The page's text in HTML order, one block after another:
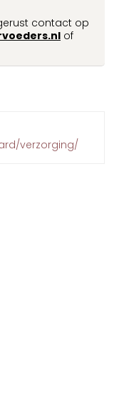
contact op
of
verzorging/